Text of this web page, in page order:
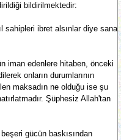
bildirilmektedir:
sahipleri ibret alsınlar diye sana
iman edenlere hitaben, önceki
onların durumlarının
maksadın ne olduğu ise şu
Şüphesiz Allah'tan
gücün baskısından